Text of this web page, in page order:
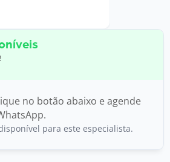
no botão abaixo e agende
para este especialista.